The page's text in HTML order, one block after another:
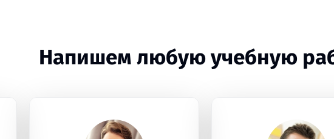
Напишем любую учебную